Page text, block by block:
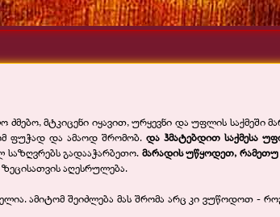
ძმებო, მტკიცენი იყავით, ურყევნი და უფლის საქმეში
ფუჭად და ამაოდ შრომობ. და ჰმატებდით საქმესა
გადააჭარბეთო. მარადის უწყოდეთ, რამეთუ
ზეცისათვის აღესრულება.
ამიტომ შეიძლება მას შრომა არც კი ვუწოდოთ -